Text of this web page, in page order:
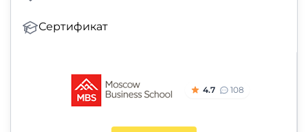
Сертификат
4.7 108